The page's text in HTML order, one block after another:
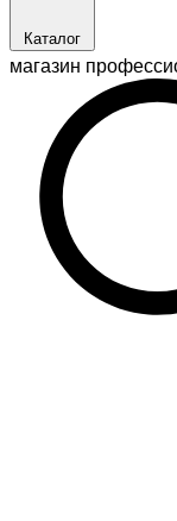
Каталог
магазин